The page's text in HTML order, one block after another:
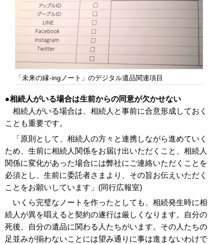
「未来の縁-ingノート」のデジタル遺品関連項目
相続人がいる場合は生前からの同意が欠かせない
相続人がいる場合は、相続人と事前に合意形成しておく
ことも重要です。
「原則として、相続人の方々と連携しながら進めていく
ため、生前に相続人関係をお届け出いただくこと、相続人
関係に変化があった場合には弊社にご連絡いただくことを
必須とし、生前に委託者さまより、その旨お伝えいただく
ことをお願いしています」(同行広報室)
いくら完璧なノートを作ったとしても、相続発生時に相
続人が異を唱えると契約の遂行は厳しくなります。自分の
死後、自分の遺品に関わる人たちがいます。その人たちの
足並みが揃わないことには望み通りに事は進まないわけで